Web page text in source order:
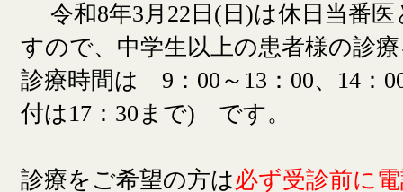
令和8年3月22日(日)は休日当番
すので、中学生以上の患者様の診
診療時間は 9：00～13：00、14：
付は17：30まで) です。
診療をご希望の方は必ず受診前に